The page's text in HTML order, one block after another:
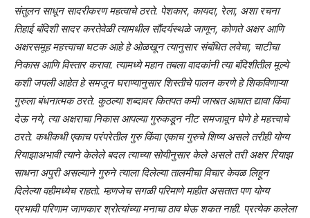
संतुलन साधून सादरीकरण महत्वाचे ठरते. पेशकार, कायदा, रेला, अशा रचना
तिहाई बंदिशी सादर करतेवेळी त्यामधील सौंदर्यस्थळे जाणून, कोणते अक्षर आणि
अक्षरसमूह महत्त्वाचा घटक आहे हे ओळखून त्यानुसार संबंधित लवेचा, चाटीचा
निकास आणि विस्तार करावा. त्यामध्ये महान तबला वादकांनी त्या बंदिशीतील मूल्ये
कशी जपली आहेत हे समजून घराण्यानुसार शिस्तीचे पालन करणे हे शिकविणाऱ्या
गुरुला बंधनात्मक ठरते. कुठल्या शब्दावर कितपत कमी जास्त्त आघात द्यावा किंवा
देऊ नये, त्या अक्षराचा निकास आपल्या गुरुकडून नीट समजावून घेणे हे महत्त्वाचे
ठरते. कधीकधी एकाच परंपरेतील गुरु किंवा एकाच गुरुचे शिष्य असले तरीही योग्य
रियाझाअभावी त्याने केलेले बदल त्याच्या सोयीनुसार केले असले तरी अक्षर रियाझ
साधना अपुरी असल्याने गुरुने त्याला दिलेल्या तालमीचा विचार केवळ लिहून
दिलेल्या वहीमध्येच राहतो. म्हणजेच सगळी परिमाणे माहीत असतात पण योग्य
प्रभावी परिणाम जाणकार श्रोत्यांच्या मनाचा ठाव घेऊ शकत नाही. प्रत्येक कलेला